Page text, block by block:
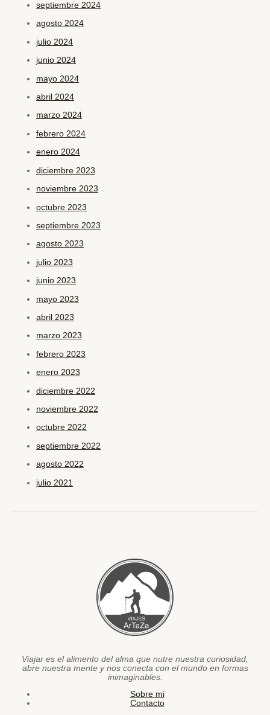
septiembre 2024
agosto 2024
julio 2024
junio 2024
mayo 2024
abril 2024
marzo 2024
febrero 2024
enero 2024
diciembre 2023
noviembre 2023
octubre 2023
septiembre 2023
agosto 2023
julio 2023
junio 2023
mayo 2023
abril 2023
marzo 2023
febrero 2023
enero 2023
diciembre 2022
noviembre 2022
octubre 2022
septiembre 2022
agosto 2022
julio 2021
Viajar es el alimento del alma que nutre nuestra curiosidad,
abre nuestra mente y nos conecta con el mundo en formas
inimaginables.
Sobre mi
Contacto